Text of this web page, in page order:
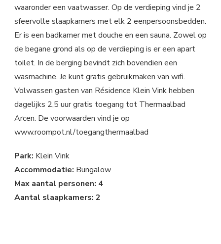
waaronder een vaatwasser. Op de verdieping vind je 2
sfeervolle slaapkamers met elk 2 eenpersoonsbedden.
Er is een badkamer met douche en een sauna. Zowel op
de begane grond als op de verdieping is er een apart
toilet. In de berging bevindt zich bovendien een
wasmachine. Je kunt gratis gebruikmaken van wifi.
Volwassen gasten van Résidence Klein Vink hebben
dagelijks 2,5 uur gratis toegang tot Thermaalbad
Arcen. De voorwaarden vind je op
www.roompot.nl/toegangthermaalbad
Park: Klein Vink
Accommodatie: Bungalow
Max aantal personen: 4
Aantal slaapkamers: 2